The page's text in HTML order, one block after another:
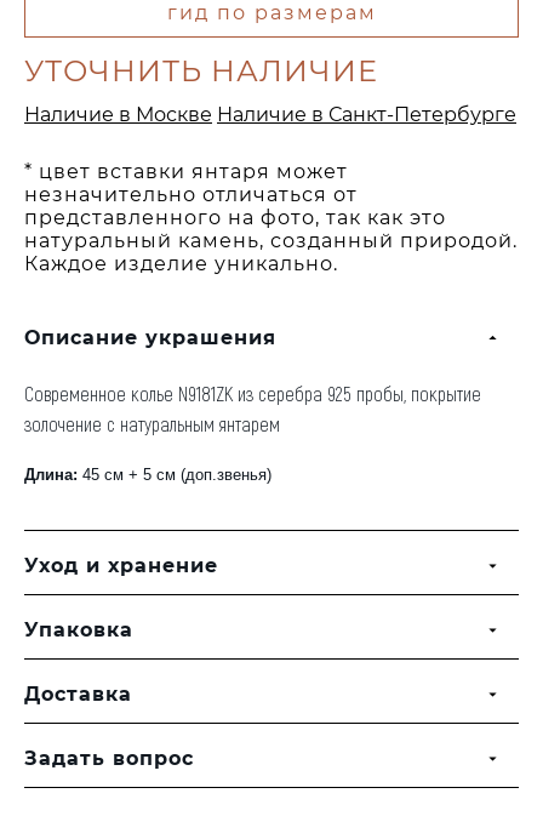
гид по размерам
* цвет вставки янтаря может
незначительно отличаться от
представленного на фото, так как это
натуральный камень, созданный природой.
Каждое изделие уникально.
Описание украшения
Современное колье N9181ZK из серебра 925 пробы, покрытие
золочение с натуральным янтарем
Длина: 45 см + 5 см (доп.звенья)
Уход и хранение
Упаковка
Доставка
Задать вопрос
УТОЧНИТЬ НАЛИЧИЕ
Наличие в Москве Наличие в Санкт-Петербурге